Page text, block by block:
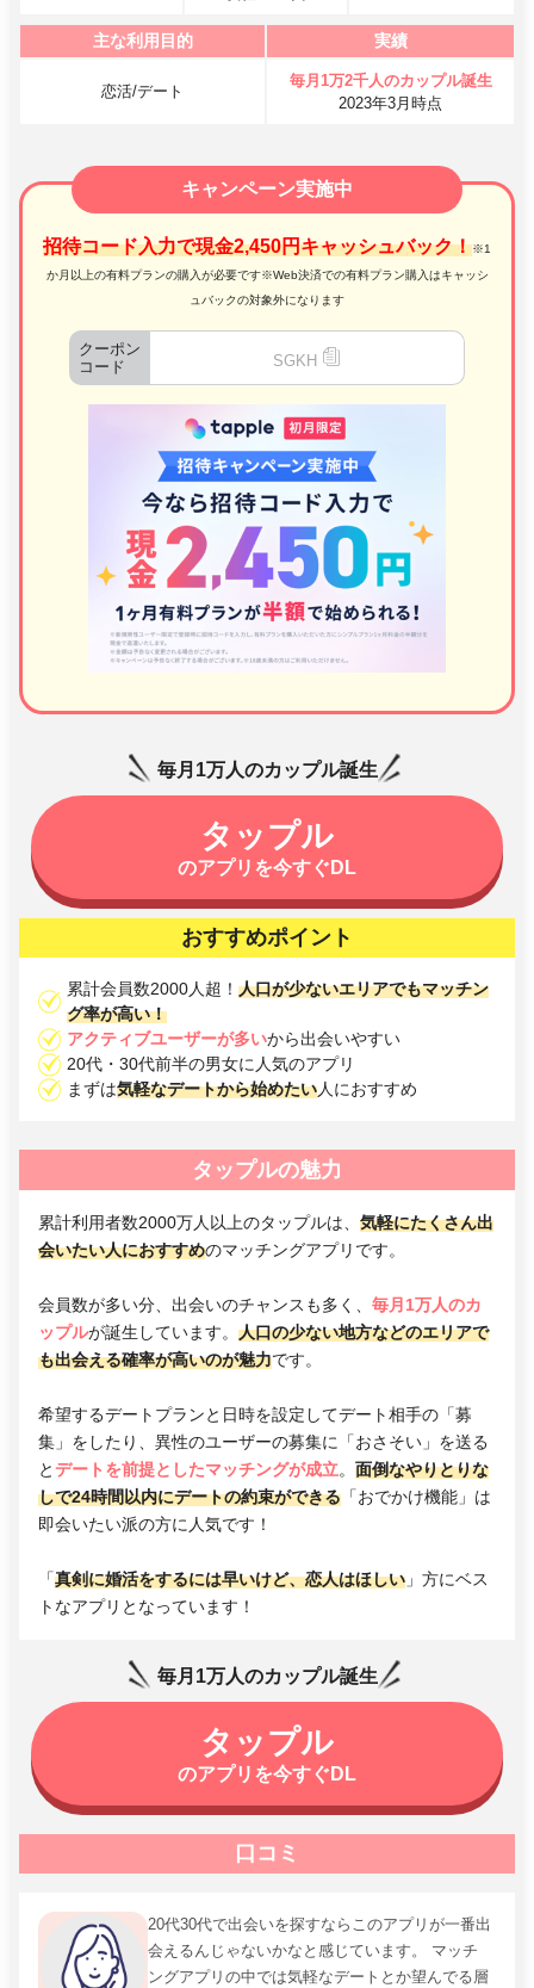
主な利用目的 実績
恋活/デート
毎月1万2千人のカップル誕生
2023年3月時点
キャンペーン実施中
招待コード入力で現金2,450円キャッシュバック！※1
か月以上の有料プランの購入が必要です※Web決済での有料プラン購入はキャッシ
ュバックの対象外になります
クーポン
コード
SGKH
毎月1万人のカップル誕生
タップル
のアプリを今すぐDL
おすすめポイント
累計会員数2000人超！ 人口が少ないエリアでもマッチン
グ率が高い！
アクティブユーザーが多いから出会いやすい
20代・30代前半の男女に人気のアプリ
まずは気軽なデートから始めたい人におすすめ
タップルの魅力
累計利用者数2000万人以上のタップルは、 気軽にたくさん出
会いたい人におすすめのマッチングアプリです。
会員数が多い分、出会いのチャンスも多く、 毎月1万人のカ
ップルが誕生しています。 人口の少ない地方などのエリアで
も出会える確率が高いのが魅力です。
希望するデートプランと日時を設定してデート相手の「募
集」をしたり、異性のユーザーの募集に「おさそい」を送る
とデートを前提としたマッチングが成立。 面倒なやりとりな
しで24時間以内にデートの約束ができる 「おでかけ機能」は
即会いたい派の方に人気です！
「真剣に婚活をするには早いけど、恋人はほしい 」方にベス
トなアプリとなっています！
毎月1万人のカップル誕生
タップル
のアプリを今すぐDL
口コミ
20代30代で出会いを探すならこのアプリが一番出
会えるんじゃないかなと感じています。 マッチ
ングアプリの中では気軽なデートとか望んでる層